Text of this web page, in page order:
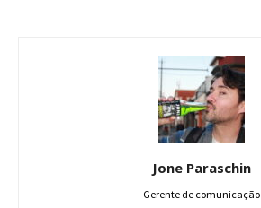
Jone Paraschin
Gerente de comunicação